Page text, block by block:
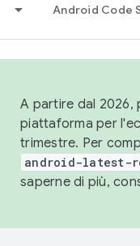
Android Code
A partire dal 2026,
piattaforma per
trimestre. Per
android-latest-
saperne di più,